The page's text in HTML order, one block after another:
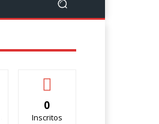
0
Inscritos